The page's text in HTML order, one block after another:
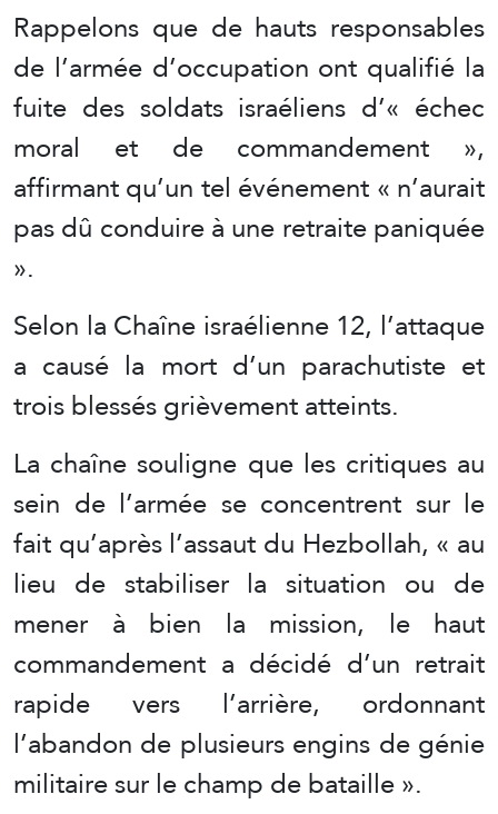
Rappelons que de hauts responsables
de l’armée d’occupation ont qualifié la
fuite des soldats israéliens d’« échec
moral et de commandement »,
affirmant qu’un tel événement « n’aurait
pas dû conduire à une retraite paniquée
».
Selon la Chaîne israélienne 12, l’attaque
a causé la mort d’un parachutiste et
trois blessés grièvement atteints.
La chaîne souligne que les critiques au
sein de l’armée se concentrent sur le
fait qu’après l’assaut du Hezbollah, « au
lieu de stabiliser la situation ou de
mener à bien la mission, le haut
commandement a décidé d’un retrait
rapide vers l’arrière, ordonnant
l’abandon de plusieurs engins de génie
militaire sur le champ de bataille ».